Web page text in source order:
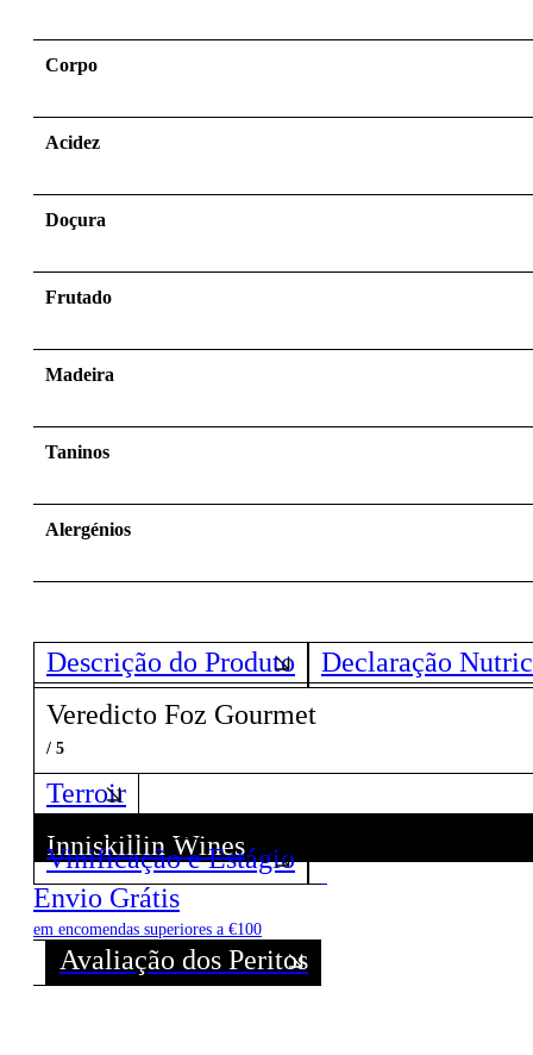
Corpo
Acidez
Doçura
Frutado
Madeira
Taninos
Alergénios
Descrição do Produto
Declaração
Veredicto Foz Gourmet
/ 5
Terroir
Inniskillin Wines
Descubra todos os Vinhos deste Produtor!
Vinificação e Estágio
Envio Grátis
em encomendas superiores a €100
Avaliação dos Peritos